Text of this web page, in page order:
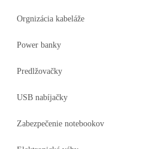
Orgnizácia kabeláže
Power banky
Predlžovačky
USB nabíjačky
Zabezpečenie notebookov